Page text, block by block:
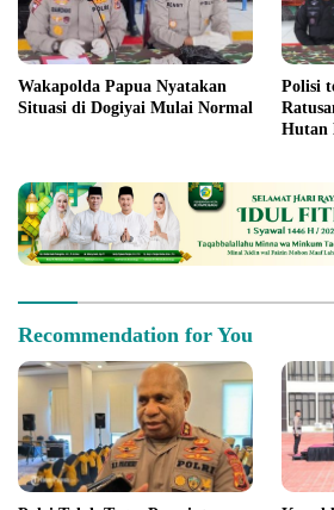
Wakapolda Papua Nyatakan
Situasi di Dogiyai Mulai Normal
Polisi
Hutan
Recommendation for You